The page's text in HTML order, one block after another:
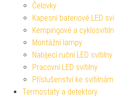
Čelovky
Kapesní bateriové LED
Kempingové a
Montážní lampy
Nabíjecí ruční LED svítilny
Pracovní LED svítilny
Příslušenství ke svítilnám
Termostaty a detektory